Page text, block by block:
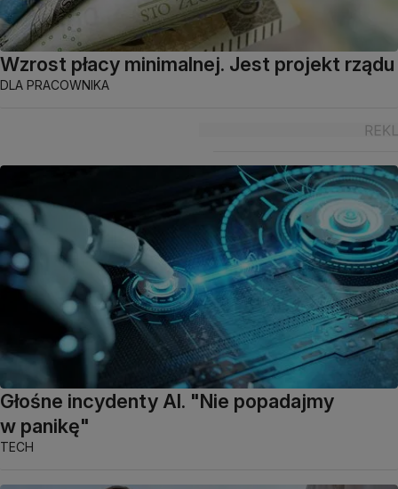
Wzrost płacy minimalnej. Jest projekt rządu
DLA PRACOWNIKA
Głośne incydenty AI. "Nie popadajmy
w panikę"
TECH